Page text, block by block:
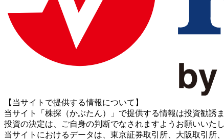
【当サイトで提供する情報について】
当サイト「株探（かぶたん）」で提供する情報は投資勧誘
投資の決定は、ご自身の判断でなされますようお願いいたし
当サイトにおけるデータは、東京証券取引所、大阪取引所